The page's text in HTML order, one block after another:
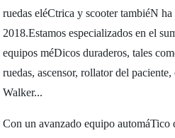
ruedas eléCtrica y scooter tambiéN
2018.Estamos especializados en el
equipos méDicos duraderos, tales
ruedas, ascensor, rollator del
Walker...
Con un avanzado equipo automáTico